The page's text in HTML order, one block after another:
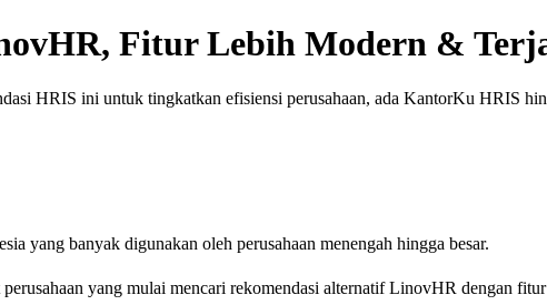
Fitur Lebih Modern &
HRIS ini untuk tingkatkan efisiensi perusahaan, ada KantorKu HRIS
yang banyak digunakan oleh perusahaan menengah hingga besar.
yang mulai mencari rekomendasi alternatif LinovHR dengan